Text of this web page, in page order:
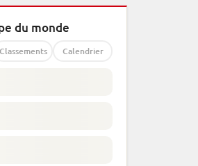
du monde
Classements Calendrier